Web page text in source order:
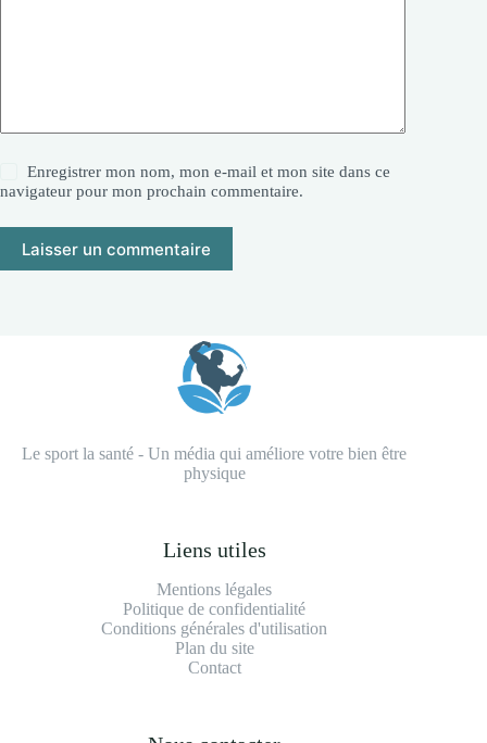
Enregistrer mon nom, mon e-mail et mon site dans ce
navigateur pour mon prochain commentaire.
Laisser un commentaire
Le sport la santé - Un média qui améliore votre bien être
physique
Liens utiles
Mentions légales
Politique de confidentialité
Conditions générales d'utilisation
Plan du site
Contact